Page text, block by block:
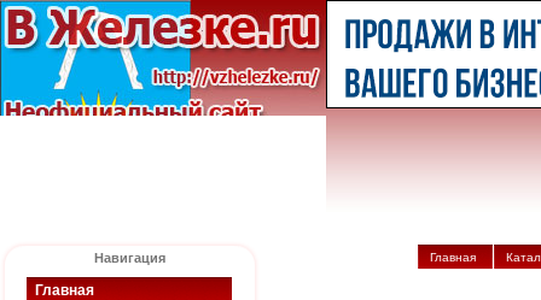
Навигация
Главная
Главная